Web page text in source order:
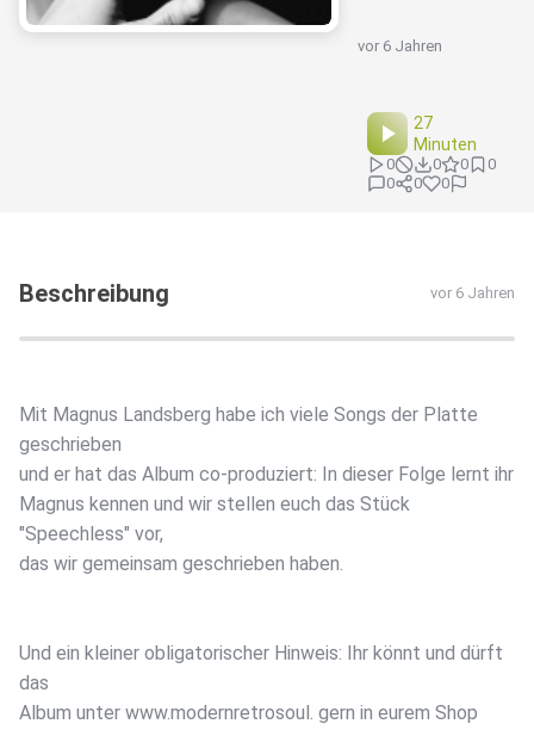
vor 6 Jahren
27
Minuten
0 0 0
0
0
0 0
Beschreibung vor 6 Jahren
Mit Magnus Landsberg habe ich viele Songs der Platte
geschrieben
und er hat das Album co-produziert: In dieser Folge lernt ihr
Magnus kennen und wir stellen euch das Stück
"Speechless" vor,
das wir gemeinsam geschrieben haben.
Und ein kleiner obligatorischer Hinweis: Ihr könnt und dürft
das
Album unter www.modernretrosoul. gern in eurem Shop